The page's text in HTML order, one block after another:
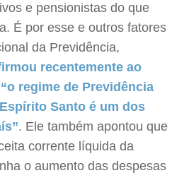
e pensionistas do que
É por esse e outros fatores
da Previdência,
recentemente ao
regime de Previdência
Santo é um dos
. Ele também apontou que
corrente líquida da
o aumento das despesas